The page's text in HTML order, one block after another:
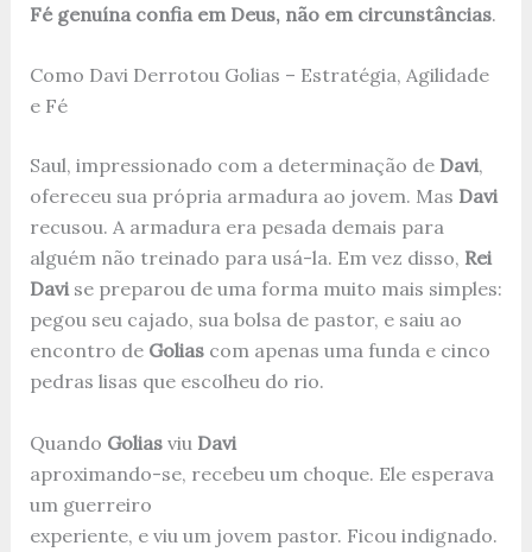
Fé genuína confia em Deus, não em circunstâncias.
Como Davi Derrotou Golias – Estratégia, Agilidade
e Fé
Saul, impressionado com a determinação de Davi,
ofereceu sua própria armadura ao jovem. Mas Davi
recusou. A armadura era pesada demais para
alguém não treinado para usá-la. Em vez disso, Rei
Davise preparou de uma forma muito mais simples:
pegou seu cajado, sua bolsa de pastor, e saiu ao
encontro de Goliascom apenas uma funda e cinco
pedras lisas que escolheu do rio.
Quando Goliasviu Davi
aproximando-se, recebeu um choque. Ele esperava
um guerreiro
experiente, e viu um jovem pastor. Ficou indignado.